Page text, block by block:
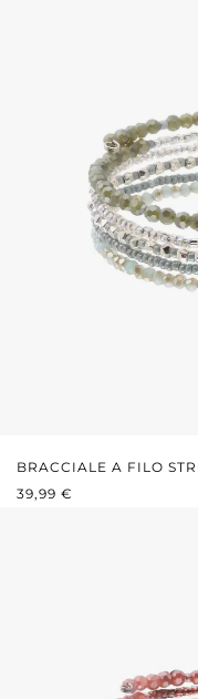
BRACCIALE A FILO
PREZZO
39,99 €